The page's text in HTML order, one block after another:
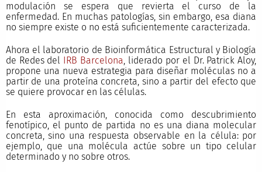
modulación se espera que revierta el curso de la
enfermedad. En muchas patologías, sin embargo, esa diana
no siempre existe o no está suficientemente caracterizada.
Ahora el laboratorio de Bioinformática Estructural y Biología
de Redes del IRB Barcelona, liderado por el Dr. Patrick Aloy,
propone una nueva estrategia para diseñar moléculas no a
partir de una proteína concreta, sino a partir del efecto que
se quiere provocar en las células.
En esta aproximación, conocida como descubrimiento
fenotípico, el punto de partida no es una diana molecular
concreta, sino una respuesta observable en la célula: por
ejemplo, que una molécula actúe sobre un tipo celular
determinado y no sobre otros.